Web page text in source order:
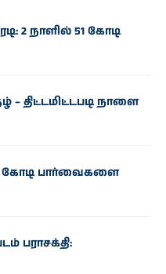
2 நாளில் 51 கோடி
– திட்டமிட்டபடி நாளை
5 கோடி பார்வைகளை
பராசக்தி: